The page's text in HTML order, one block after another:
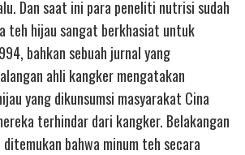
Dan saat ini para peneliti nutrisi sudah
teh hijau sangat berkhasiat untuk
bahkan sebuah jurnal yang
ahli kangker mengatakan
yang dikunsumsi masyarakat Cina
terhindar dari kangker. Belakangan
bahwa minum teh secara